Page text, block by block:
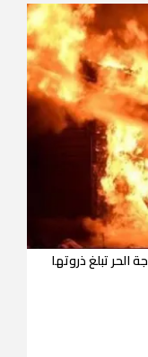
تبلغ ذروتها